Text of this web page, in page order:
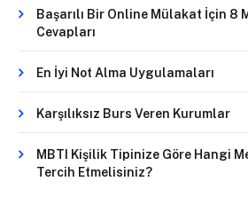
Başarılı Bir Online Mülakat İçin 8
Cevapları
En İyi Not Alma Uygulamaları
Karşılıksız Burs Veren Kurumlar
MBTI Kişilik Tipinize Göre Hangi
Tercih Etmelisiniz?